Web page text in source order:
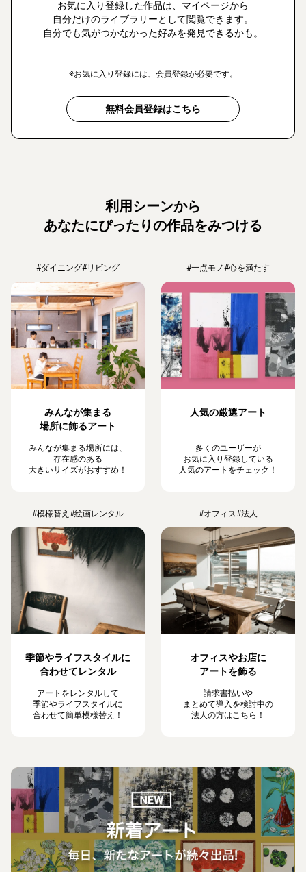
お気に入り登録した作品は、マイページから
自分だけのライブラリーとして閲覧できます。
自分でも気がつかなかった好みを発見できるかも。
※お気に入り登録には、会員登録が必要です。
無料会員登録はこちら
利用シーンから
あなたにぴったりの作品をみつける
#ダイニング#リビング
みんなが集まる
場所に飾るアート
みんなが集まる場所には、
存在感のある
大きいサイズがおすすめ！
#一点モノ#心を満たす
人気の厳選アート
多くのユーザーが
お気に入り登録している
人気のアートをチェック！
#模様替え #絵画レンタル
季節やライフスタイルに
合わせてレンタル
アートをレンタルして
季節やライフスタイルに
合わせて簡単模様替え！
#オフィス#法人
オフィスやお店に
アートを飾る
請求書払いや
まとめて導入を検討中の
法人の方はこちら！